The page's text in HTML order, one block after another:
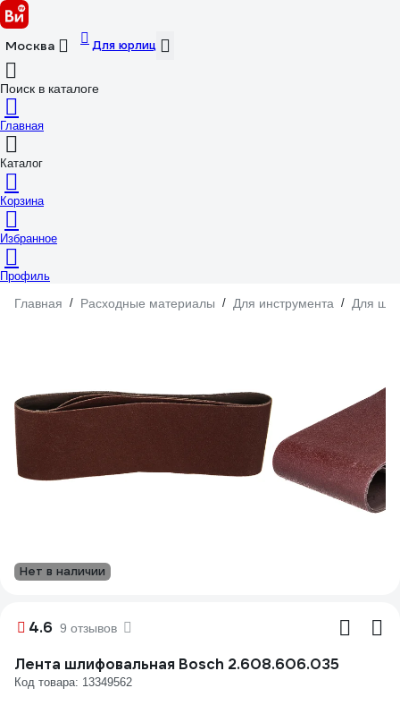
Москва Для юрлиц
Поиск в каталоге
Главная
Каталог
Корзина
Избранное
Профиль
Главная / Расходные материалы / Для инструмента / Для
Нет в наличии
4.6 9 отзывов
Лента шлифовальная Bosch 2.608.606.035
Код товара: 13349562